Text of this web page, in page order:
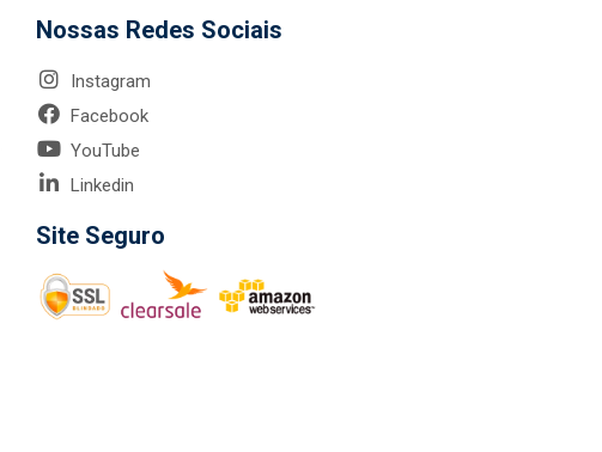
Nossas Redes Sociais
Instagram
Facebook
YouTube
Linkedin
Site Seguro